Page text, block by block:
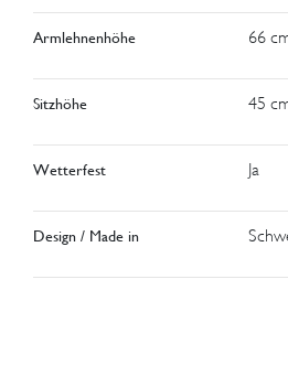
Armlehnenhöhe 66
Sitzhöhe 45
Wetterfest Ja
Design / Made in